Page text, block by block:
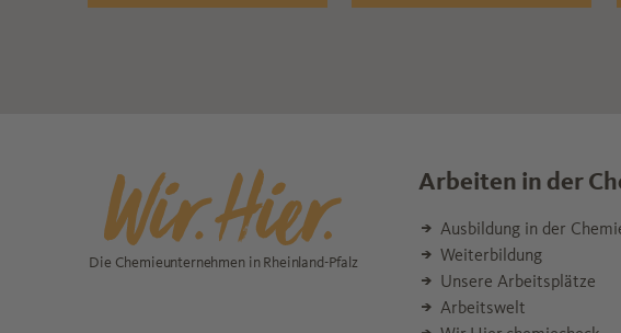
Die Chemieunternehmen in Rheinland-Pfalz
Arbeiten in der
Ausbildung in der
Weiterbildung
Unsere Arbeitsplätze
Arbeitswelt